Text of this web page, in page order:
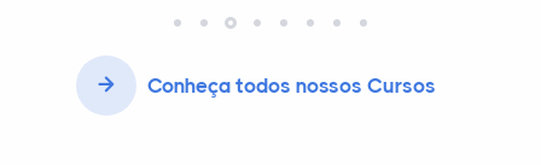
Conheça todos nossos Cursos